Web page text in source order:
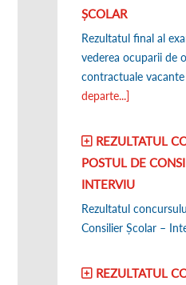
ȘCOLAR
Rezultatul final al
vederea ocuparii de
contractuale vacante
departe...]
REZULTATUL
POSTUL DE
INTERVIU
Rezultatul
Consilier Școlar –
REZULTATUL